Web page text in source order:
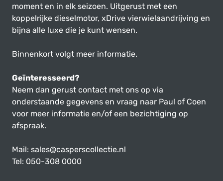
moment en in elk seizoen. Uitgerust met een
koppelrijke dieselmotor, xDrive vierwielaandrijving en
bijna alle luxe die je kunt wensen.
Binnenkort volgt meer informatie.
Geïnteresseerd?
Neem dan gerust contact met ons op via
onderstaande gegevens en vraag naar Paul of Coen
voor meer informatie en/of een bezichtiging op
afspraak.
Mail: sales@casperscollectie.nl
Tel: 050-308 0000